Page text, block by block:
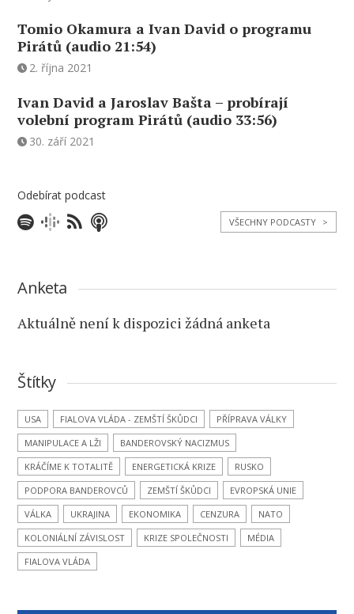
Tomio Okamura a Ivan David o programu
Pirátů (audio 21:54)
2. října 2021
Ivan David a Jaroslav Bašta – probírají
volební program Pirátů (audio 33:56)
30. září 2021
Odebírat podcast
VŠECHNY PODCASTY >
Anketa
Aktuálně není k dispozici žádná anketa
Štítky
USA FIALOVA VLÁDA - ZEMŠTÍ ŠKŮDCI
PŘÍPRAVA VÁLKY
MANIPULACE A LŽI
BANDEROVSKÝ NACIZMUS
KRÁČÍME K TOTALITĚ
ENERGETICKÁ KRIZE
RUSKO
PODPORA BANDEROVCŮ
ZEMŠTÍ ŠKŮDCI
EVROPSKÁ UNIE
VÁLKA
UKRAJINA EKONOMIKA CENZURA
NATO
KOLONIÁLNÍ ZÁVISLOST
KRIZE SPOLEČNOSTI
MÉDIA
FIALOVA VLÁDA